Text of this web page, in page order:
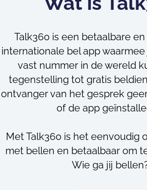
Talk360 is een betaalbare
internationale bel app
vast nummer in de wereld
tegenstelling tot gratis
ontvanger van het gesprek
of de app
Met Talk360 is het eenvoudig
met bellen en betaalbaar om
Wie ga jij